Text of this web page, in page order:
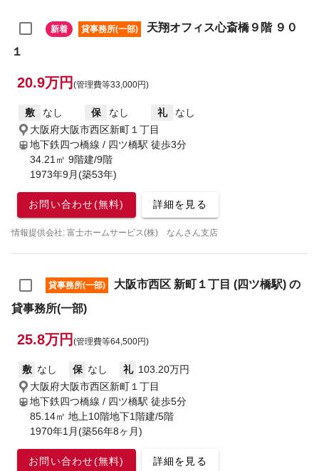
新着 貸事務所(一部)
天翔オフィス心斎橋９階 ９０
１
20.9万円 (管理費等33,000円)
敷 なし 保 なし 礼
なし
大阪府大阪市西区新町１丁目
地下鉄四つ橋線 / 四ツ橋駅 徒歩3分
34.21㎡ 9階建/9階
1973年9月(築53年)
お問い合わせ(無料) 詳細を見る
情報提供会社: 富士ホームサービス(株) なんさん支店
貸事務所(一部)
大阪市西区 新町１丁目 (四ツ橋駅) の
貸事務所(一部)
25.8万円 (管理費等64,500円)
敷 なし 保 なし 礼 103.20万円
大阪府大阪市西区新町１丁目
地下鉄四つ橋線 / 四ツ橋駅 徒歩5分
85.14㎡ 地上10階地下1階建/5階
1970年1月(築56年8ヶ月)
お問い合わせ(無料) 詳細を見る